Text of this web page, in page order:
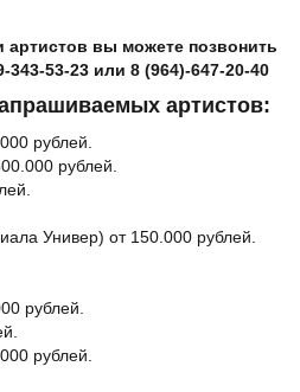
артистов вы можете позвонить
53-23 или 8 (964)-647-20-40
артистов:
рублей.
рублей.
Универ) от 150.000 рублей.
рублей.
рублей.